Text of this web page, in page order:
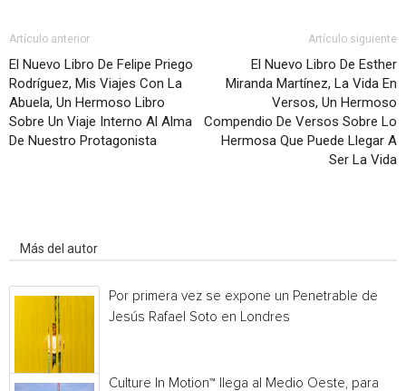
Artículo anterior
El Nuevo Libro De Felipe Priego
Rodríguez, Mis Viajes Con La
Abuela, Un Hermoso Libro
Sobre Un Viaje Interno Al Alma
De Nuestro Protagonista
Artículo siguiente
El Nuevo Libro De Esther
Miranda Martínez, La Vida En
Versos, Un Hermoso
Compendio De Versos Sobre Lo
Hermosa Que Puede Llegar A
Ser La Vida
Más del autor
Por primera vez se expone un Penetrable de
Jesús Rafael Soto en Londres
Culture In Motion™ llega al Medio Oeste, para